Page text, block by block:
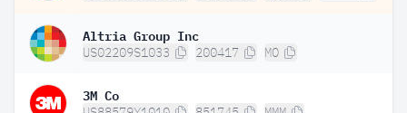
Altria Group Inc
US02209S1033 200417 MO
3M Co